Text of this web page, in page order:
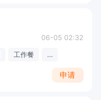
06-05 02:32
工作餐 ...
申请